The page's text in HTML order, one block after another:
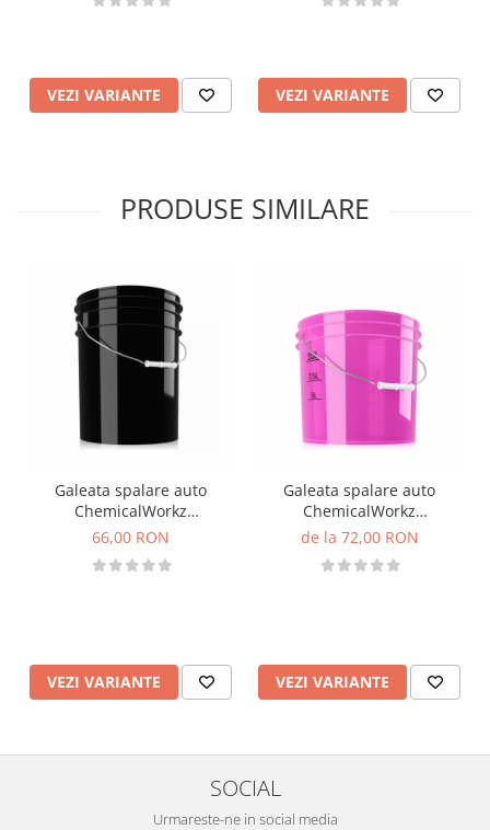
VEZI VARIANTE VEZI VARIANTE
PRODUSE SIMILARE
Galeata spalare auto
ChemicalWorkz
Performance Bucket, negru
66,00 RON
VEZI VARIANTE
Galeata spalare auto
ChemicalWorkz
Performance Bucket roz
de la 72,00 RON
VEZI VARIANTE
SOCIAL
Urmareste-ne in social media